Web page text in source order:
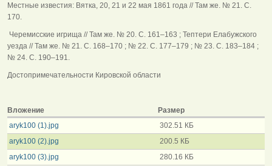
Местные известия: Вятка, 20, 21 и 22 мая 1861 года // Там же. № 21. С.
170.
Черемисские игрища // Там же. № 20. С. 161–163 ; Тептери Елабужского
уезда // Там же. № 21. С. 168–170 ; № 22. С. 177–179 ; № 23. С. 183–184 ;
№ 24. С. 190–191.
Достопримечательности Кировской области
Вложение
Размер
aryk100 (1).jpg
302.51 КБ
aryk100 (2).jpg
200.5 КБ
aryk100 (3).jpg
280.16 КБ